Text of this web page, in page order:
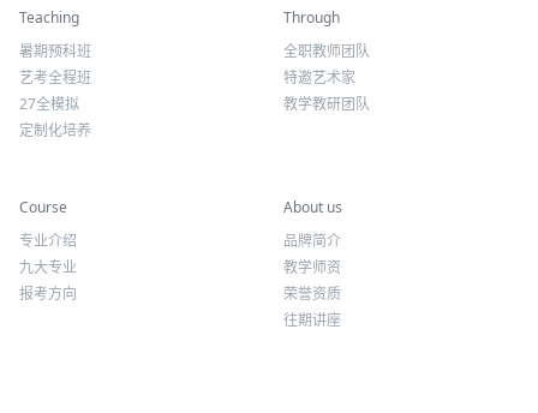
Teaching
暑期预科班
艺考全程班
27全模拟
定制化培养
Through
全职教师团队
特邀艺术家
教学教研团队
Course
专业介绍
九大专业
报考方向
About us
品牌简介
教学师资
荣誉资质
往期讲座